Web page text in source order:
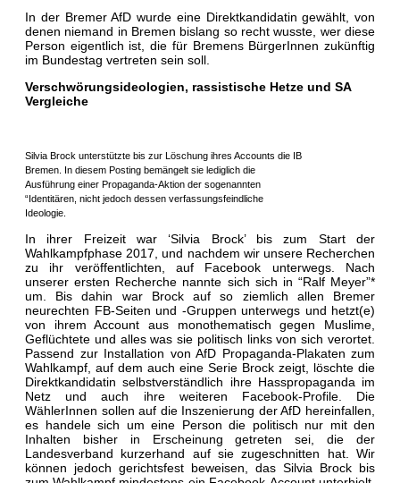
In der Bremer AfD wurde eine Direktkandidatin gewählt, von
denen niemand in Bremen bislang so recht wusste, wer diese
Person eigentlich ist, die für Bremens BürgerInnen zukünftig
im Bundestag vertreten sein soll.
Verschwörungsideologien, rassistische Hetze und SA
Vergleiche
Silvia Brock unterstützte bis zur Löschung ihres Accounts die IB
Bremen. In diesem Posting bemängelt sie lediglich die
Ausführung einer Propaganda-Aktion der sogenannten
“Identitären, nicht jedoch dessen verfassungsfeindliche
Ideologie.
In ihrer Freizeit war ‘Silvia Brock’ bis zum Start der
Wahlkampfphase 2017, und nachdem wir unsere Recherchen
zu ihr veröffentlichten, auf Facebook unterwegs. Nach
unserer ersten Recherche nannte sich sich in “Ralf Meyer”*
um. Bis dahin war Brock auf so ziemlich allen Bremer
neurechten FB-Seiten und -Gruppen unterwegs und hetzt(e)
von ihrem Account aus monothematisch gegen Muslime,
Geflüchtete und alles was sie politisch links von sich verortet.
Passend zur Installation von AfD Propaganda-Plakaten zum
Wahlkampf, auf dem auch eine Serie Brock zeigt, löschte die
Direktkandidatin selbstverständlich ihre Hasspropaganda im
Netz und auch ihre weiteren Facebook-Profile. Die
WählerInnen sollen auf die Inszenierung der AfD hereinfallen,
es handele sich um eine Person die politisch nur mit den
Inhalten bisher in Erscheinung getreten sei, die der
Landesverband kurzerhand auf sie zugeschnitten hat. Wir
können jedoch gerichtsfest beweisen, das Silvia Brock bis